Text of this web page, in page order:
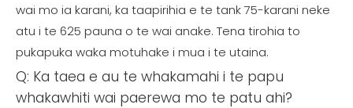
wai mo ia karani, ka taapirihia e te tank 75-karani neke
atu i te 625 pauna o te wai anake. Tena tirohia to
pukapuka waka motuhake i mua i te utaina.
Q: Ka taea e au te whakamahi i te papu
whakawhiti wai paerewa mo te patu ahi?